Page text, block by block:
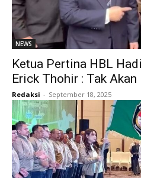
NEWS
Ketua Pertina HBL
Erick Thohir : Tak Akan
Redaksi - September 18, 2025